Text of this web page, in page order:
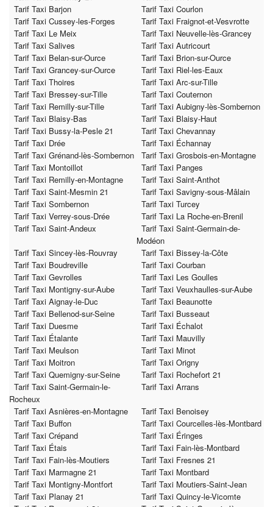
Tarif Taxi Barjon
Tarif Taxi Courlon
Tarif Taxi Cussey-les-Forges
Tarif Taxi Fraignot-et-Vesvrotte
Tarif Taxi Le Meix
Tarif Taxi Neuvelle-lès-Grancey
Tarif Taxi Salives
Tarif Taxi Autricourt
Tarif Taxi Belan-sur-Ource
Tarif Taxi Brion-sur-Ource
Tarif Taxi Grancey-sur-Ource
Tarif Taxi Riel-les-Eaux
Tarif Taxi Thoires
Tarif Taxi Arc-sur-Tille
Tarif Taxi Bressey-sur-Tille
Tarif Taxi Couternon
Tarif Taxi Remilly-sur-Tille
Tarif Taxi Aubigny-lès-Sombernon
Tarif Taxi Blaisy-Bas
Tarif Taxi Blaisy-Haut
Tarif Taxi Bussy-la-Pesle 21
Tarif Taxi Chevannay
Tarif Taxi Drée
Tarif Taxi Échannay
Tarif Taxi Grénand-lès-Sombernon
Tarif Taxi Grosbois-en-Montagne
Tarif Taxi Montoillot
Tarif Taxi Panges
Tarif Taxi Remilly-en-Montagne
Tarif Taxi Saint-Anthot
Tarif Taxi Saint-Mesmin 21
Tarif Taxi Savigny-sous-Mâlain
Tarif Taxi Sombernon
Tarif Taxi Turcey
Tarif Taxi Verrey-sous-Drée
Tarif Taxi La Roche-en-Brenil
Tarif Taxi Saint-Andeux
Tarif Taxi Saint-Germain-de-
Modéon
Tarif Taxi Sincey-lès-Rouvray
Tarif Taxi Bissey-la-Côte
Tarif Taxi Boudreville
Tarif Taxi Courban
Tarif Taxi Gevrolles
Tarif Taxi Les Goulles
Tarif Taxi Montigny-sur-Aube
Tarif Taxi Veuxhaulles-sur-Aube
Tarif Taxi Aignay-le-Duc
Tarif Taxi Beaunotte
Tarif Taxi Bellenod-sur-Seine
Tarif Taxi Busseaut
Tarif Taxi Duesme
Tarif Taxi Échalot
Tarif Taxi Étalante
Tarif Taxi Mauvilly
Tarif Taxi Meulson
Tarif Taxi Minot
Tarif Taxi Moitron
Tarif Taxi Origny
Tarif Taxi Quemigny-sur-Seine
Tarif Taxi Rochefort 21
Tarif Taxi Saint-Germain-le-
Rocheux
Tarif Taxi Arrans
Tarif Taxi Asnières-en-Montagne
Tarif Taxi Benoisey
Tarif Taxi Buffon
Tarif Taxi Courcelles-lès-Montbard
Tarif Taxi Crépand
Tarif Taxi Éringes
Tarif Taxi Étais
Tarif Taxi Fain-lès-Montbard
Tarif Taxi Fain-lès-Moutiers
Tarif Taxi Fresnes 21
Tarif Taxi Marmagne 21
Tarif Taxi Montbard
Tarif Taxi Montigny-Montfort
Tarif Taxi Moutiers-Saint-Jean
Tarif Taxi Planay 21
Tarif Taxi Quincy-le-Vicomte